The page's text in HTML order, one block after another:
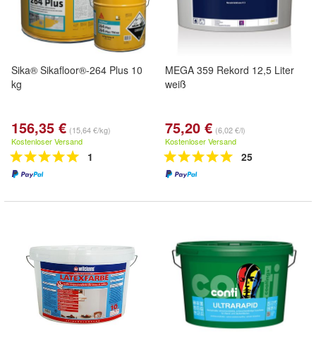
Sika® Sikafloor®-264 Plus 10
kg
156,35 € (15,64 €/kg)
Kostenloser Versand
1
MEGA 359 Rekord 12,5 Liter
weiß
75,20 € (6,02 €/l)
Kostenloser Versand
25